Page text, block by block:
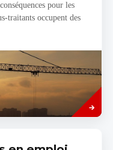
pour les
traitants occupent des
Savoir
plus